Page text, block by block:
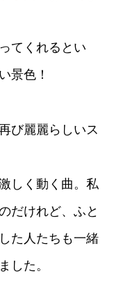
てくれるとい
景色！
び麗麗らしいス
しく動く曲。私
だけれど、ふと
た人たちも一緒
した。